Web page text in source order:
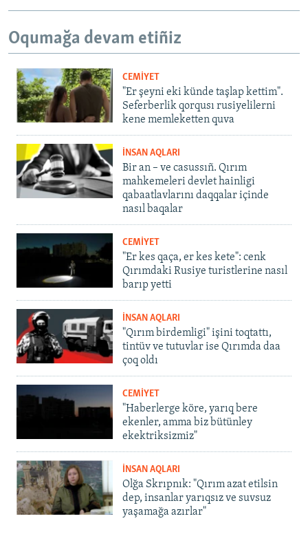
Oqumağa devam etiñiz
CEMİYET
"Er şeyni eki künde taşlap kettim".
Seferberlik qorqusı rusiyelilerni
kene memleketten quva
İNSAN AQLARI
Bir an – ve casussıñ. Qırım
mahkemeleri devlet hainligi
qabaatlavlarını daqqalar içinde
nasıl baqalar
CEMİYET
"Er kes qaça, er kes kete": cenk
Qırımdaki Rusiye turistlerine nasıl
barıp yetti
İNSAN AQLARI
"Qırım birdemligi" işini toqtattı,
tintüv ve tutuvlar ise Qırımda daa
çoq oldı
CEMİYET
"Haberlerge köre, yarıq bere
ekenler, amma biz bütünley
ekektriksizmiz"
İNSAN AQLARI
Olğa Skrıpnık: "Qırım azat etilsin
dep, insanlar yarıqsız ve suvsuz
yaşamağa azırlar"